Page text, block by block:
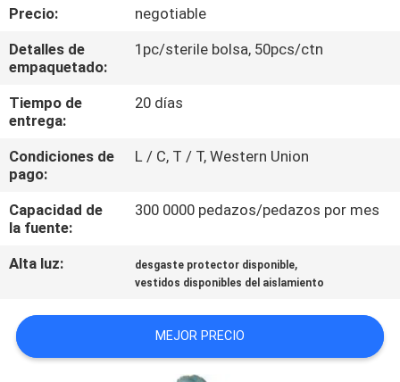
CALIDAD
ÉNTRENOS
EN
CONTACTO
CON
NOTICIAS
UNA
CITA
Precio:
negotiable
Detalles de
empaquetado:
1pc/sterile bolsa, 50pcs/ctn
Tiempo de
entrega:
20 días
Condiciones de
pago:
L / C, T / T, Western Union
Capacidad de
la fuente:
300 0000 pedazos/pedazos por mes
Alta luz: desgaste protector disponible,
vestidos disponibles del aislamiento
MEJOR PRECIO